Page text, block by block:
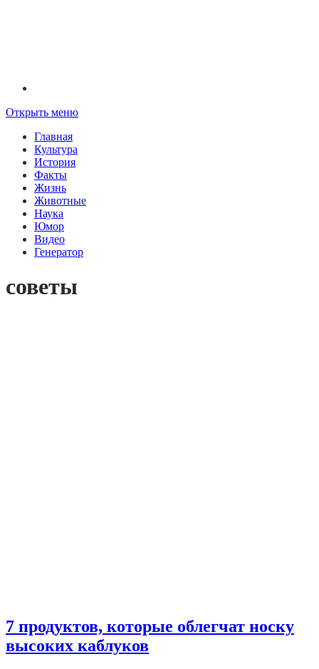
Открыть меню
Главная
Культура
История
Факты
Жизнь
Животные
Наука
Юмор
Видео
Генератор
советы
7 продуктов, которые облегчат носку
высоких каблуков